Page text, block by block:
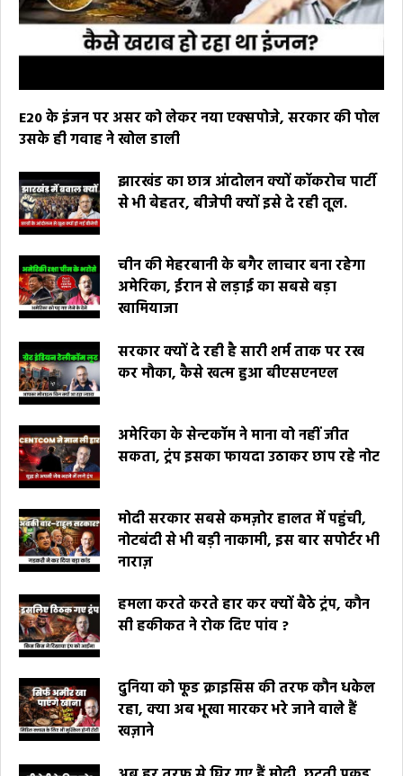
E20 के इंजन पर असर को लेकर नया एक्सपोजे, सरकार की पोल
उसके ही गवाह ने खोल डाली
झारखंड का छात्र आंदोलन क्यों कॉकरोच पार्टी
से भी बेहतर, बीजेपी क्यों इसे दे रही तूल.
चीन की मेहरबानी के बगैर लाचार बना रहेगा
अमेरिका, ईरान से लड़ाई का सबसे बड़ा
खामियाजा
सरकार क्यों दे रही है सारी शर्म ताक पर रख
कर मौका, कैसे खत्म हुआ बीएसएनएल
अमेरिका के सेन्टकॉम ने माना वो नहीं जीत
सकता, ट्रंप इसका फायदा उठाकर छाप रहे नोट
मोदी सरकार सबसे कमज़ोर हालत में पहुंची,
नोटबंदी से भी बड़ी नाकामी, इस बार सपोर्टर भी
नाराज़
हमला करते करते हार कर क्यों बैठे ट्रंप, कौन
सी हकीकत ने रोक दिए पांव ?
दुनिया को फूड क्राइसिस की तरफ कौन धकेल
रहा, क्या अब भूखा मारकर भरे जाने वाले हैं
खज़ाने